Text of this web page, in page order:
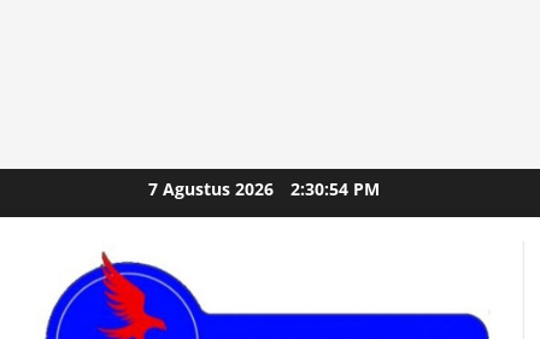
to
7 Agustus 2026 2:30:56 PM